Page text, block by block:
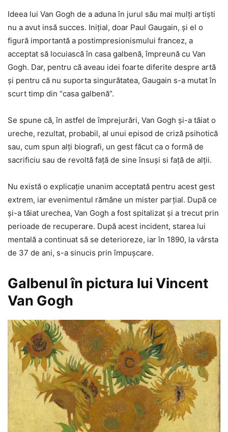
Ideea lui Van Gogh de a aduna în jurul său mai mulţi artişti
nu a avut insă succes. Iniţial, doar Paul Gaugain, şi el o
figură importantă a postimpresionismului francez, a
acceptat să locuiască în casa galbenă, împreună cu Van
Gogh. Dar, pentru că aveau idei foarte diferite despre artă
și pentru că nu suporta singurătatea, Gaugain s-a mutat în
scurt timp din “casa galbenă”.
Se spune că, în astfel de împrejurări, Van Gogh și-a tăiat o
ureche, rezultat, probabil, al unui episod de criză psihotică
sau, cum spun alţi biografi, un gest făcut ca o formă de
sacrificiu sau de revoltă faţă de sine însuşi si faţă de alţii.
Nu există o explicație unanim acceptată pentru acest gest
extrem, iar evenimentul rămâne un mister parțial. După ce
și-a tăiat urechea, Van Gogh a fost spitalizat și a trecut prin
perioade de recuperare. După acest incident, starea lui
mentală a continuat să se deterioreze, iar în 1890, la vârsta
de 37 de ani, s-a sinucis prin împușcare.
Galbenul în pictura lui Vincent
Van Gogh